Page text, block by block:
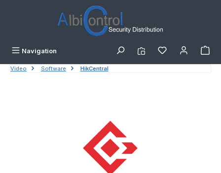
Navigation
Video Software HikCentral